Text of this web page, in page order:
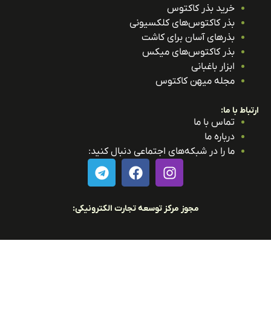
خرید بذر کاکتوس
بذر کاکتوس‌های کلکسیونی
بذرهای آسان برای کاشت
بذر کاکتوس‌های میکس
ابزار باغبانی
مجله میهن کاکتوس
با ما:
تماس با ما
درباره ما
ما را در شبکه‌های اجتماعی دنبال کنید:
مجوز مرکز توسعه تجارت الکترونیکی: